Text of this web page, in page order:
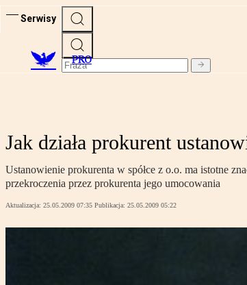
Serwisy
PRO
Jak działa prokurent
Ustanowienie prokurenta w spółce z o.o. ma istotne
przekroczenia przez prokurenta jego umocowania
Aktualizacja: 25.05.2009 07:35 Publikacja: 25.05.2009 05:22